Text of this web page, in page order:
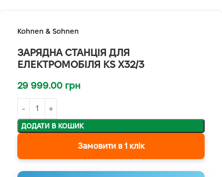
Kohnen & Sohnen
ЗАРЯДНА СТАНЦІЯ ДЛЯ
ЕЛЕКТРОМОБІЛЯ KS X32/3
29 999.00 грн
ДОДАТИ В КОШИК
Замовити в 1 клік